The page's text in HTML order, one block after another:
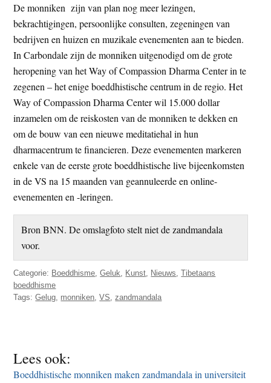
De monniken zijn van plan nog meer lezingen,
bekrachtigingen, persoonlijke consulten, zegeningen van
bedrijven en huizen en muzikale evenementen aan te bieden.
In Carbondale zijn de monniken uitgenodigd om de grote
heropening van het Way of Compassion Dharma Center in te
zegenen – het enige boeddhistische centrum in de regio. Het
Way of Compassion Dharma Center wil 15.000 dollar
inzamelen om de reiskosten van de monniken te dekken en
om de bouw van een nieuwe meditatiehal in hun
dharmacentrum te financieren. Deze evenementen markeren
enkele van de eerste grote boeddhistische live bijeenkomsten
in de VS na 15 maanden van geannuleerde en online-
evenementen en -leringen.
Bron BNN. De omslagfoto stelt niet de zandmandala
voor.
Categorie: Boeddhisme,Geluk, Kunst, Nieuws,Tibetaans
boeddhisme
Tags:Gelug, monniken,VS,zandmandala
Lees ook:
Boeddhistische monniken maken zandmandala in universiteit